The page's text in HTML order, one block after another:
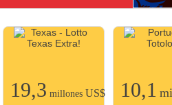
19,3 millones US$ 10,1